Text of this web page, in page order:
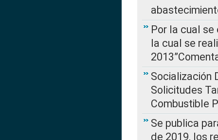
Por la cual se
la cual se
Socialización
Solicitudes
Combustible
Se publica
de 2019, los